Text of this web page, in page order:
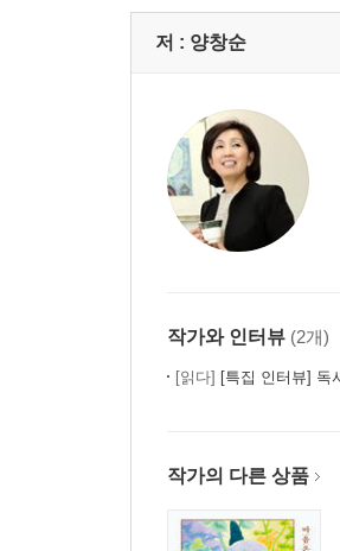
터널에서 죽음의 공포를
죄책감에서 비롯된 우울장
정신적 갈등이 몸에 나타
병원을 순례하다 건강 염
스트레스가 지나쳐 발병하
피해망상에 사로잡혀 줄
병적 도박이나 도벽을 보
2. 고3 어머니 병을 만드는
명문대학 합격이 코리안
다양성을 인정하지 않는 사
어머니에게만 자녀 교육
저 : 양창순
작가와 인터뷰 (2개)
[읽다] [특집 인터뷰] 독
작가의 다른 상품